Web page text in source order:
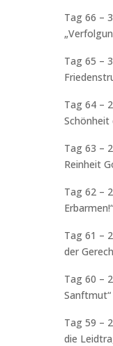
Tag 66 –
Tag 65 –
Tag 64 –
Schönheit
Tag 63 –
Reinheit
Tag 62 –
Erbarmen!“
Tag 61 –
der
Tag 60 –
Sanftmut“
Tag 59 –
die